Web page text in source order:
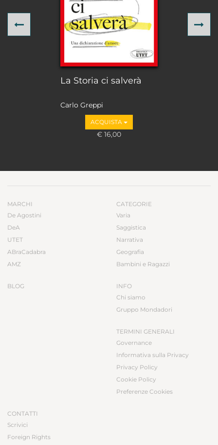
La Storia ci salverà
Carlo Greppi
ACQUISTA
€ 16,00
Previous
MARCHI
De Agostini
DeA
UTET
ABraCadabra
AMZ
BLOG
CATEGORIE
Varia
Saggistica
Narrativa
Geografia
Bambini e Ragazzi
INFO
Chi siamo
Gruppo Mondadori
TERMINI GENERALI
Governance
Informativa sulla Privacy
Privacy Policy
Cookie Policy
Preferenze Cookies
CONTATTI
Scrivici
Foreign Rights